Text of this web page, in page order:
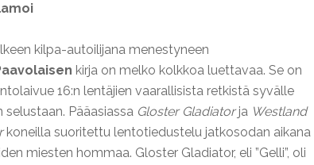
kilpa-autoilijana menestyneen
kirja on melko kolkkoa luettavaa. Se on
16:n lentäjien vaarallisista retkistä syvälle
selustaan. Pääasiassa Gloster Gladiatorja Westland
koneilla suoritettu lentotiedustelu jatkosodan aikana
miesten hommaa. Gloster Gladiator, eli ”Gelli”, oli